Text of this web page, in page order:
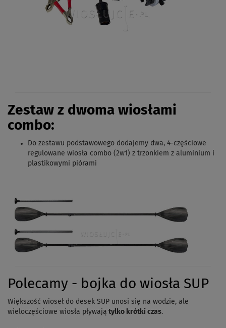
Zestaw z dwoma wiosłami
combo:
Do zestawu podstawowego dodajemy dwa, 4-częściowe
regulowane wiosła combo (2w1) z trzonkiem z aluminium i
plastikowymi piórami
Polecamy - bojka do wiosła SUP
Większość wioseł do desek SUP unosi się na wodzie, ale
wieloczęściowe wiosła pływają tylko krótki czas.